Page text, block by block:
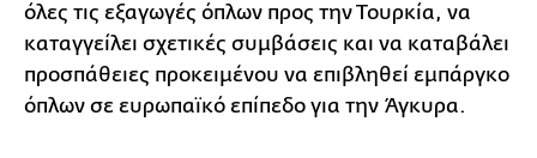
όλες τις εξαγωγές όπλων προς την Τουρκία, να
καταγγείλει σχετικές συμβάσεις και να καταβάλει
προσπάθειες προκειμένου να επιβληθεί εμπάργκο
όπλων σε ευρωπαϊκό επίπεδο για την Άγκυρα.